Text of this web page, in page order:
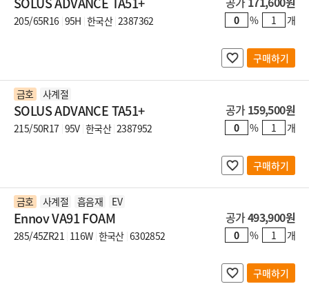
205/65R16 95H 한국산 2387362 % 개
구매하기
금호 사계절
SOLUS ADVANCE TA51+
215/50R17 95V 한국산 2387952
공가159,500원
% 개
구매하기
금호 사계절 흡음재 EV
Ennov VA91 FOAM
285/45ZR21 116W 한국산 6302852
공가493,900원
% 개
구매하기